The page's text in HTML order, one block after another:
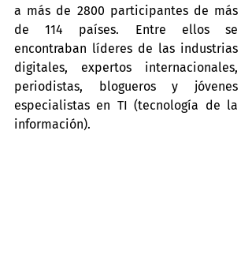
a más de 2800 participantes de más
de 114 países. Entre ellos se
encontraban líderes de las industrias
digitales, expertos internacionales,
periodistas, blogueros y jóvenes
especialistas en TI (tecnología de la
información).